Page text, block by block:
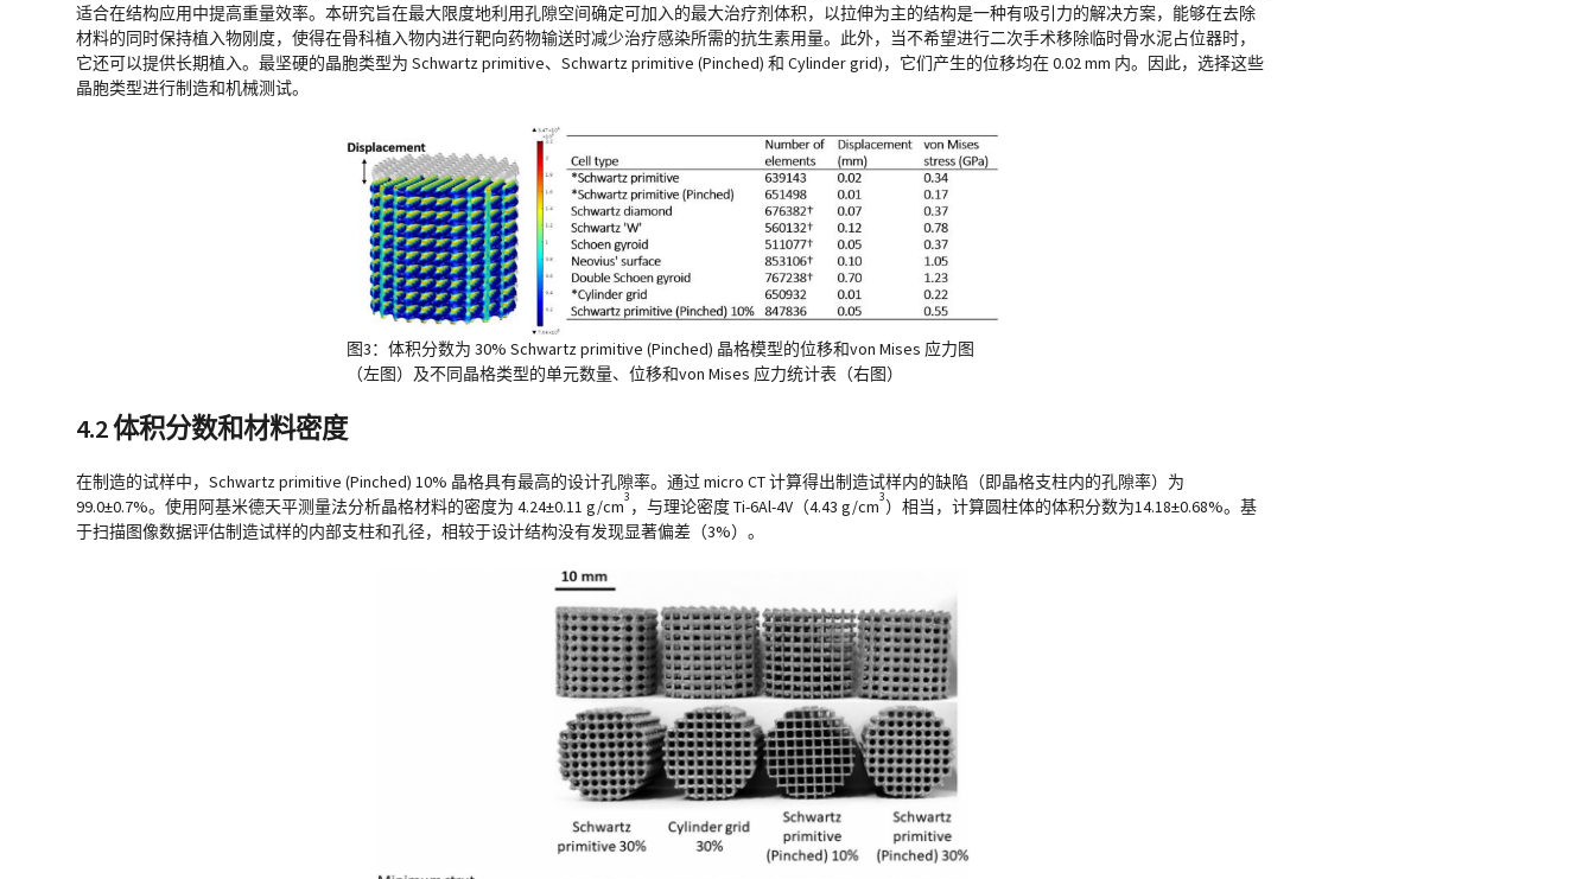
适合在结构应用中提高重量效率。本研究旨在最大限度地利用孔隙空间确定可加入的最大治疗剂体积，以拉伸为主的结构是一种有吸引力的解决方案，能够在去除
材料的同时保持植入物刚度，使得在骨科植入物内进行靶向药物输送时减少治疗感染所需的抗生素用量。此外，当不希望进行二次手术移除临时骨水泥占位器时，
它还可以提供长期植入。最坚硬的晶胞类型为 Schwartz primitive、Schwartz primitive (Pinched) 和 Cylinder grid)，它们产生的位移均在 0.02 mm 内。因此，选择这些
晶胞类型进行制造和机械测试。
图3：体积分数为 30% Schwartz primitive (Pinched) 晶格模型的位移和von Mises 应力图
（左图）及不同晶格类型的单元数量、位移和von Mises 应力统计表（右图）
4.2 体积分数和材料密度
在制造的试样中，Schwartz primitive (Pinched) 10% 晶格具有最高的设计孔隙率。通过 micro CT 计算得出制造试样内的缺陷（即晶格支柱内的孔隙率）为
99.0±0.7%。使用阿基米德天平测量法分析晶格材料的密度为 4.24±0.11 g/cm
3
，与理论密度 Ti-6Al-4V（4.43 g/cm
3
）相当，计算圆柱体的体积分数为14.18±0.68%。基
于扫描图像数据评估制造试样的内部支柱和孔径，相较于设计结构没有发现显著偏差（3%）。